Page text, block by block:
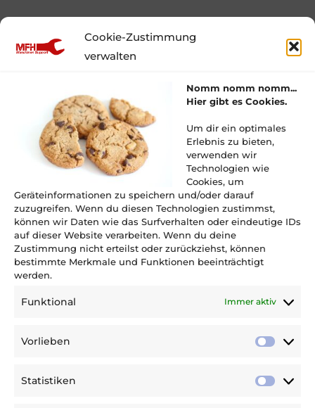
Cookie-Zustimmung
verwalten
Nomm nomm nomm...
Hier gibt es Cookies.
Um dir ein optimales
Erlebnis zu bieten,
verwenden wir
Technologien wie
Cookies, um
Geräteinformationen zu speichern und/oder darauf
zuzugreifen. Wenn du diesen Technologien zustimmst,
können wir Daten wie das Surfverhalten oder eindeutige IDs
auf dieser Website verarbeiten. Wenn du deine
Zustimmung nicht erteilst oder zurückziehst, können
bestimmte Merkmale und Funktionen beeinträchtigt
werden.
Funktional Immer aktiv
Vorlieben
Statistiken
„Qualität & Effizienz im Rhythmus unserer Kunden“
e
d
i
n
F
a
c
b
o
o
k
I
n
s
t
a
g
r
a
m
MFH Maschinen Support GmbH
Konrad-Zuse-Straße 3a
83607 Holzkirchen
Telefon: +49 8024 4633 879
E-Mail:support(at)mfh-maschinensupport.de
+49 176 3439 2410 NOTFALL-SUPPORT HOTLINE